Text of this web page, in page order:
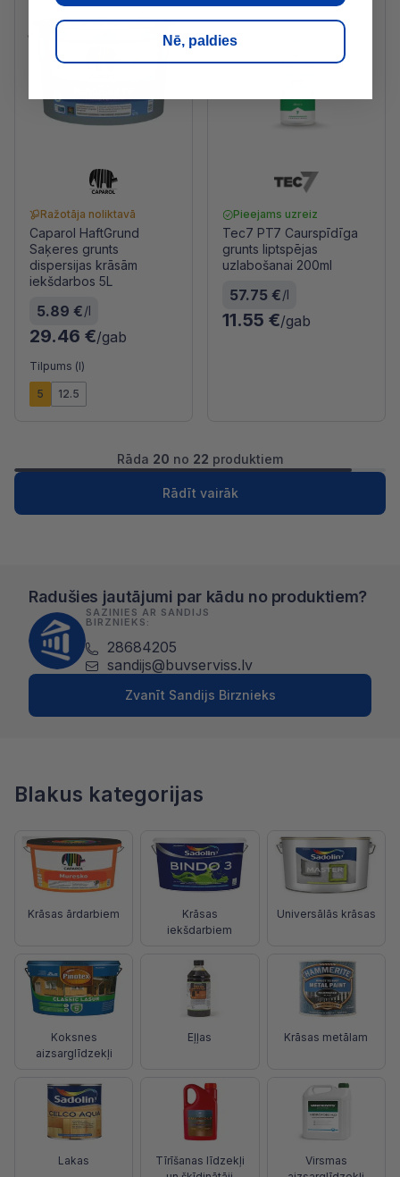
Ražotāja noliktavā
Caparol HaftGrund
Saķeres grunts
dispersijas krāsām
iekšdarbos 5L
5.89 €/l
29.46 €/gab
Tilpums (l)
5 12.5
Pieejams uzreiz
Tec7 PT7 Caurspīdīga
grunts liptspējas
uzlabošanai 200ml
57.75 €/l
11.55 €/gab
Rāda 20 no 22 produktiem
Rādīt vairāk
1 2 Nākošā
Radušies jautājumi par kādu no produktiem?
SAZINIES AR SANDIJS
BIRZNIEKS:
28684205
sandijs@buvserviss.lv
Zvanīt Sandijs Birznieks
Blakus kategorijas
Krāsas ārdarbiem
Krāsas
iekšdarbiem
Universālās krāsas
Koksnes
aizsarglīdzekļi
Eļļas Krāsas metālam
Lakas
Tīrīšanas līdzekļi
Virsmas
Nē, paldies